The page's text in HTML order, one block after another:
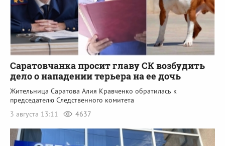
Саратовчанка просит главу СК возбудить
дело о нападении терьера на ее дочь
Жительница Саратова Алия Кравченко обратилась к
председателю Следственного комитета
3 августа 13:11
4637